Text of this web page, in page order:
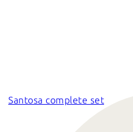
Santosa complete set